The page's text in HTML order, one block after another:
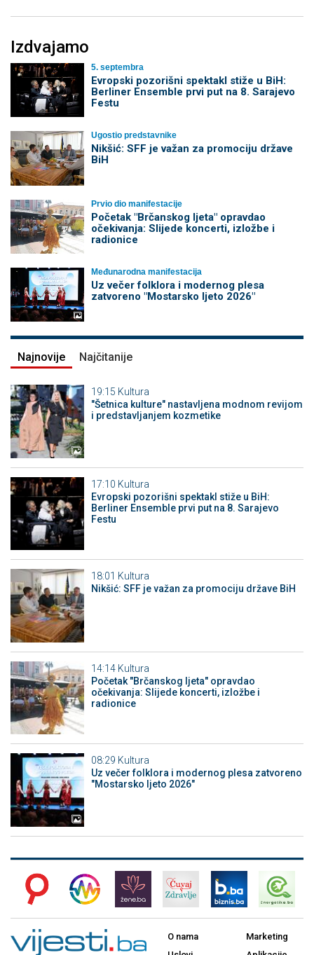
Izdvajamo
5. septembra
Evropski pozorišni spektakl stiže u BiH:
Berliner Ensemble prvi put na 8. Sarajevo
Festu
Ugostio predstavnike
Nikšić: SFF je važan za promociju države
BiH
Prvio dio manifestacije
Početak "Brčanskog ljeta" opravdao
očekivanja: Slijede koncerti, izložbe i
radionice
Međunarodna manifestacija
Uz večer folklora i modernog plesa
zatvoreno "Mostarsko ljeto 2026"
Najnovije Najčitanije
19:15 Kultura
"Šetnica kulture" nastavljena modnom revijom
i predstavljanjem kozmetike
17:10 Kultura
Evropski pozorišni spektakl stiže u BiH:
Berliner Ensemble prvi put na 8. Sarajevo
Festu
18:01 Kultura
Nikšić: SFF je važan za promociju države BiH
14:14 Kultura
Početak "Brčanskog ljeta" opravdao
očekivanja: Slijede koncerti, izložbe i
radionice
08:29 Kultura
Uz večer folklora i modernog plesa zatvoreno
"Mostarsko ljeto 2026"
O nama
Marketing